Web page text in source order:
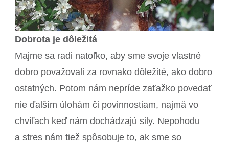
Dobrota je dôležitá
Majme sa radi natoľko, aby sme svoje vlastné
dobro považovali za rovnako dôležité, ako dobro
ostatných. Potom nám nepríde zaťažko povedať
nie ďalším úlohám či povinnostiam, najmä vo
chvíľach keď nám dochádzajú sily. Nepohodu
a stres nám tiež spôsobuje to, ak sme so